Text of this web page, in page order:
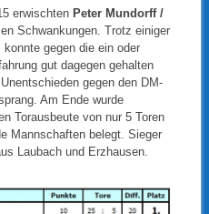
erwischtenPeter Mundorff /
Schwankungen. Trotz einiger
gegen die ein oder
gut dagegen gehalten
gegen den DM-
Am Ende wurde
Torausbeute von nur 5 Toren
Mannschaften belegt. Sieger
Laubach und Erzhausen.